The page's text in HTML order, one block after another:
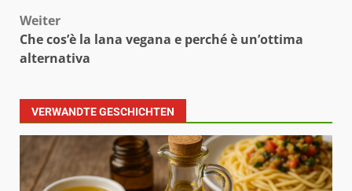
Weiter
Che cos’è la lana vegana e perché è un’ottima
alternativa
VERWANDTE GESCHICHTEN